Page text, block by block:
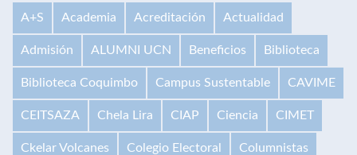
A+S Academia Acreditación Actualidad
Admisión ALUMNI UCN Beneficios Biblioteca
Biblioteca Coquimbo Campus Sustentable CAVIME
CEITSAZA Chela Lira CIAP Ciencia CIMET
Ckelar Volcanes Colegio Electoral Columnistas